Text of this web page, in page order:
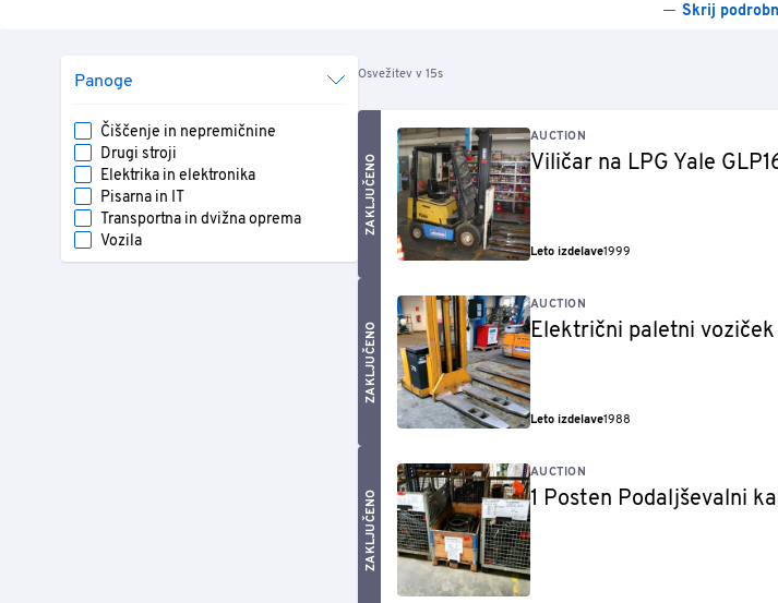
Skrij
Panoge
Čiščenje in nepremičnine
Drugi stroji
Elektrika in elektronika
Pisarna in IT
Transportna in dvižna oprema
Vozila
Osvežitev v 15s
ZAKLJUČENO
AUCTION
Viličar na LPG Yale
Leto izdelave1999
ZAKLJUČENO
AUCTION
Električni paletni
Leto izdelave1988
ZAKLJUČENO
AUCTION
1 Posten Podaljševalni